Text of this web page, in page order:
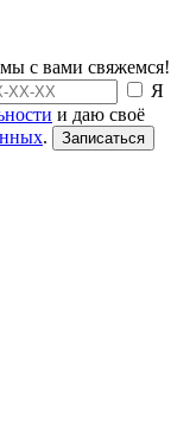
с вами свяжемся!
Я
и даю своё
. Записаться